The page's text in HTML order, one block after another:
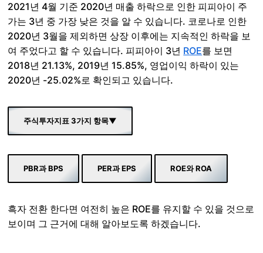
2021년 4월 기준 2020년 매출 하락으로 인한 피피아이 주
가는 3년 중 가장 낮은 것을 알 수 있습니다. 코로나로 인한
2020년 3월을 제외하면 상장 이후에는 지속적인 하락을 보
여 주었다고 할 수 있습니다. 피피아이 3년 ROE를 보면
2018년 21.13%, 2019년 15.85%, 영업이익 하락이 있는
2020년 -25.02%로 확인되고 있습니다.
주식투자지표 3가지 항목▼
PBR과 BPS PER과 EPS ROE와 ROA
흑자 전환 한다면 여전히 높은 ROE를 유지할 수 있을 것으로
보이며 그 근거에 대해 알아보도록 하겠습니다.